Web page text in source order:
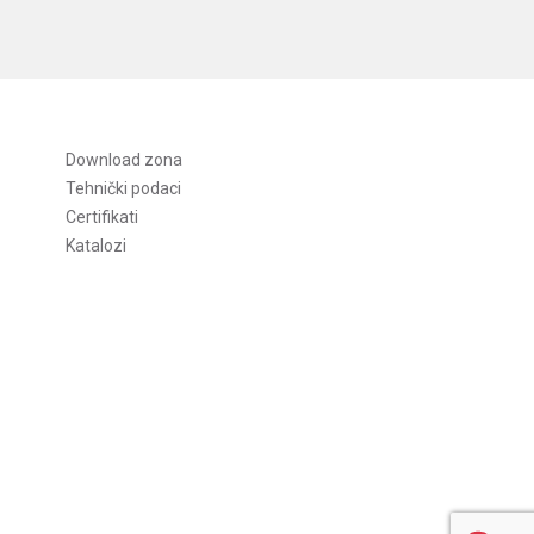
Download zona
Tehnički podaci
Certifikati
Katalozi